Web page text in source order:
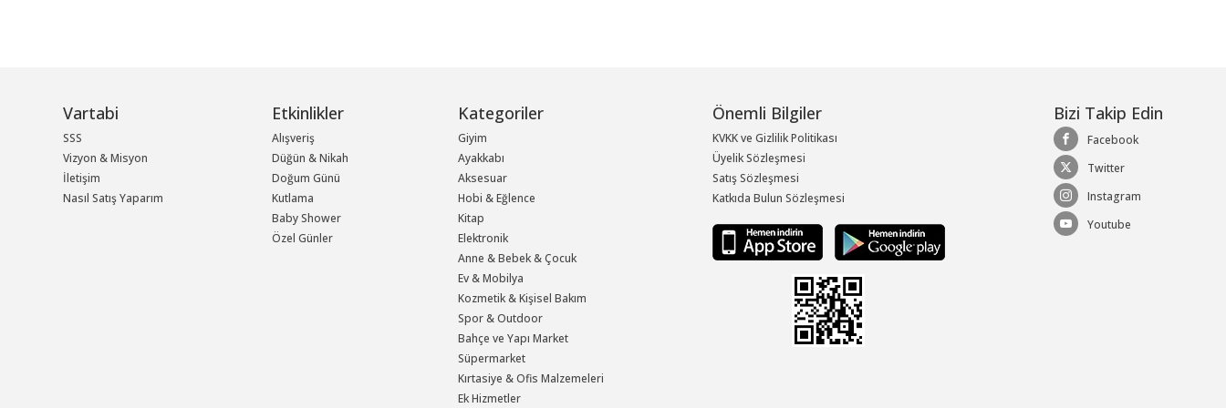
Vartabi
SSS
Vizyon & Misyon
İletişim
Nasıl Satış Yaparım
Etkinlikler
Alışveriş
Düğün & Nikah
Doğum Günü
Kutlama
Baby Shower
Özel Günler
Kategoriler
Giyim
Ayakkabı
Aksesuar
Hobi & Eğlence
Kitap
Elektronik
Anne & Bebek & Çocuk
Ev & Mobilya
Kozmetik & Kişisel Bakım
Spor & Outdoor
Bahçe ve Yapı Market
Süpermarket
Kırtasiye & Ofis Malzemeleri
Ek Hizmetler
Önemli Bilgiler
KVKK ve Gizlilik Politikası
Üyelik Sözleşmesi
Satış Sözleşmesi
Katkıda Bulun Sözleşmesi
Bizi Takip Edin
Facebook
Twitter
Instagram
Youtube